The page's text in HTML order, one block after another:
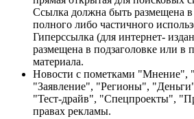
Ссылка должна быть размещена в
полного либо частичного
Гиперссылка (для интернет-
размещена в подзаголовке или в
материала.
Новости с пометками "Мнение",
"Заявление", "Регионы",
"Тест-драйв", "Спецпроекты",
правах рекламы.